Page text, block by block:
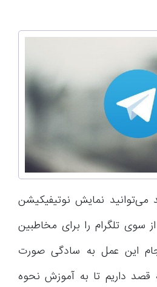
می‌توانید نمایش نوتیفیکیشن
تلگرام را برای مخاطبین
این عمل به سادگی صورت
قصد داریم تا به آموزش نحوه